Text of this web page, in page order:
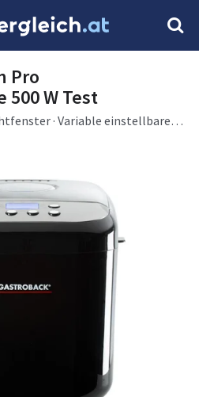
Pro
500 W Test
· Variable einstellbare
· 500 W